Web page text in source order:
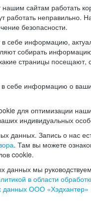
сайтам работать
работать неправильно.
безопасности.
в себе информацию,
собирать
страницы посещают,
себе информацию о
для оптимизации
индивидуальных
данных. Запись о нас
. Там вы можете
cookie.
данных мы
в области
данных ООО «Хэдхантер»